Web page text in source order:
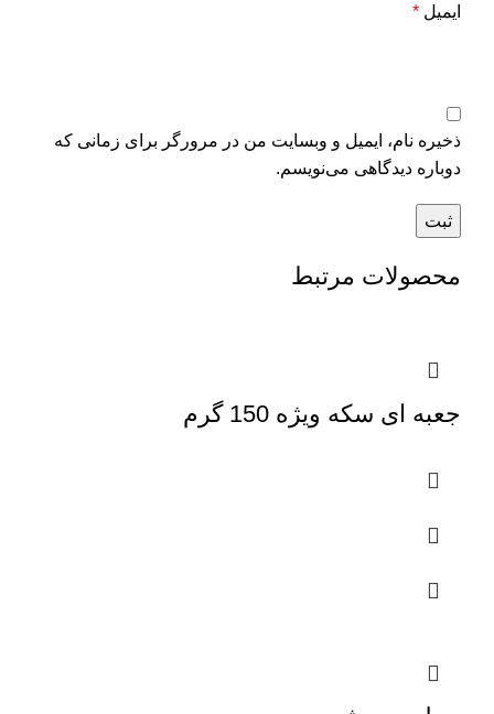
ایمیل *
ذخیره نام، ایمیل و وبسایت من در مرورگر برای زمانی که
دوباره دیدگاهی می‌نویسم.
محصولات مرتبط
جعبه ای سکه ویژه 150 گرم